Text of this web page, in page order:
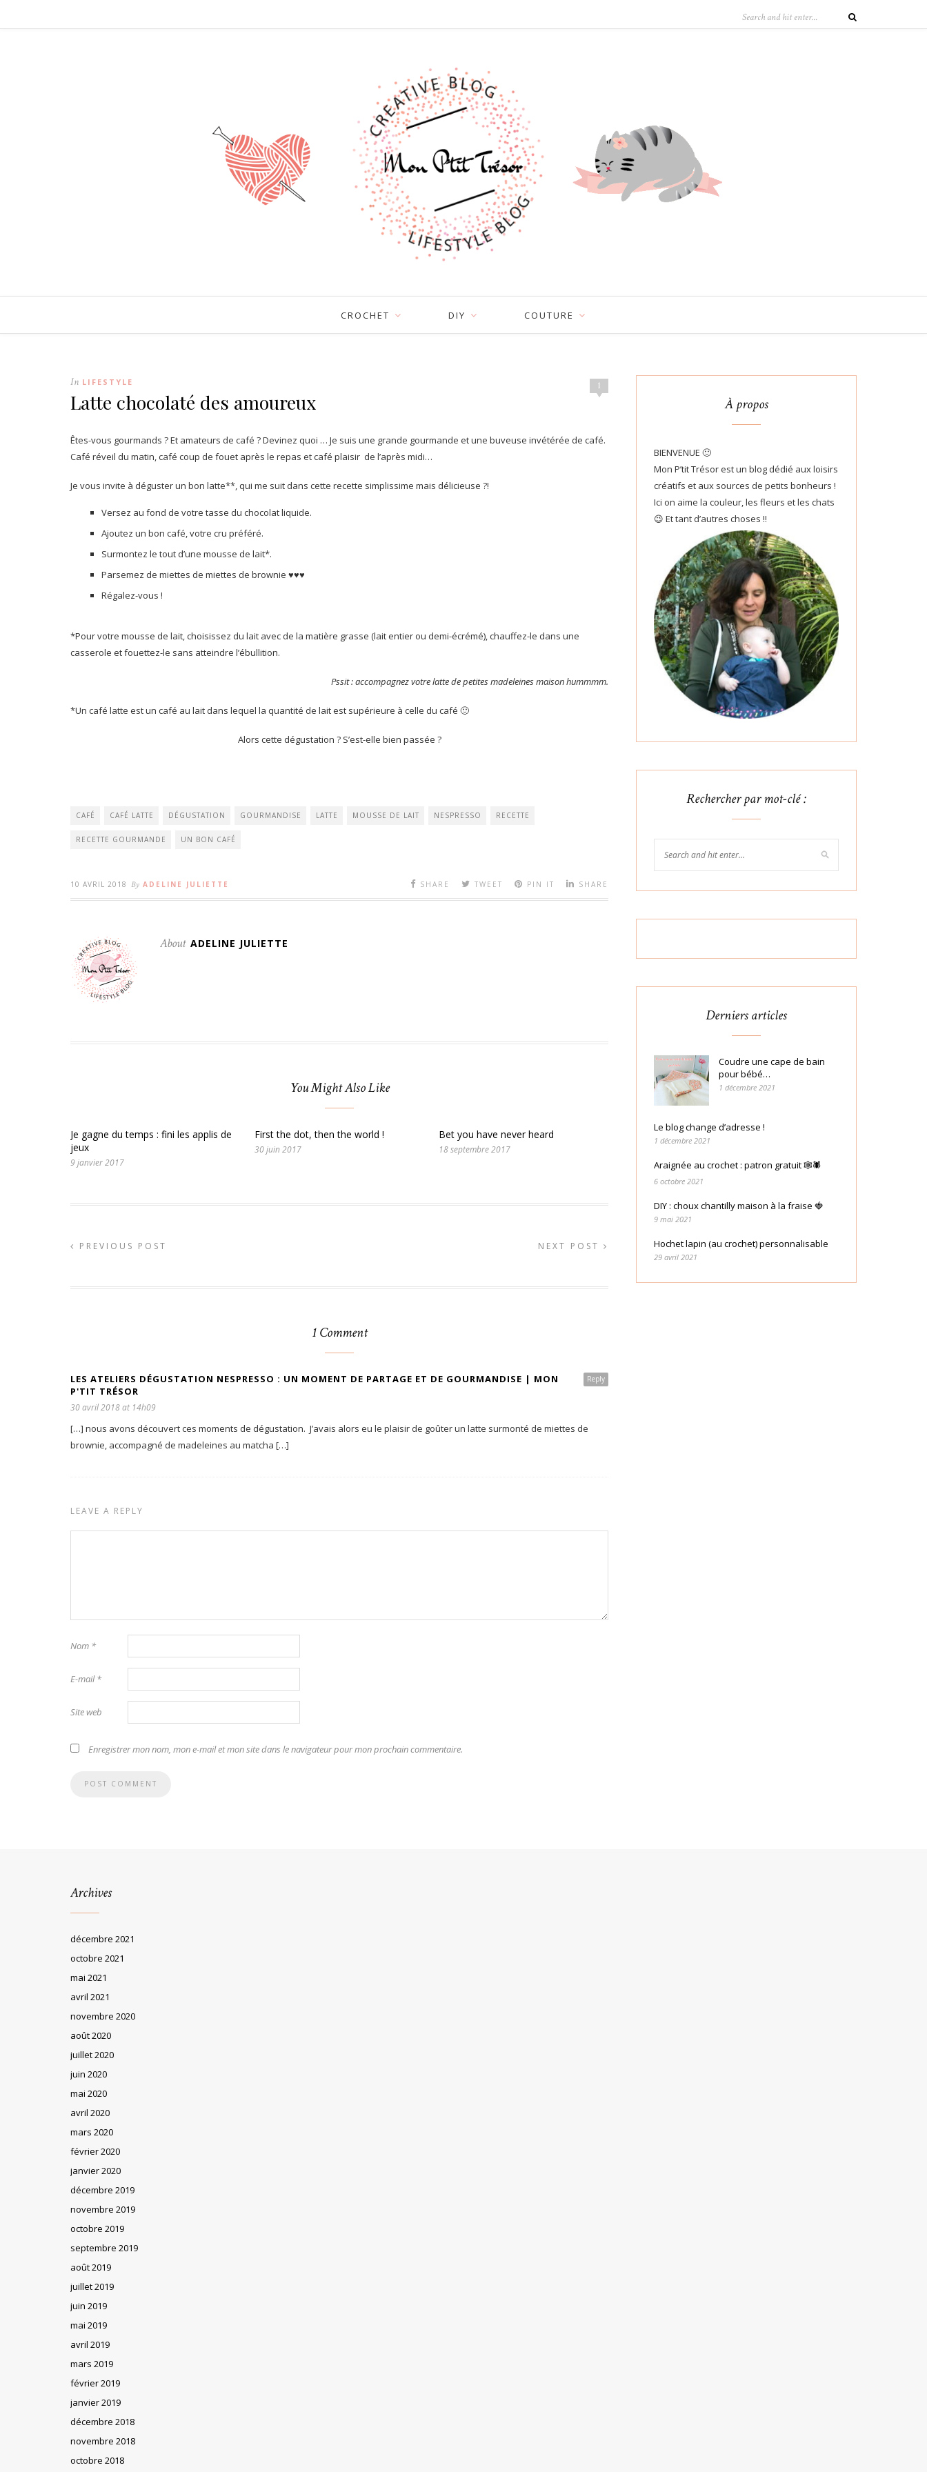
CROCHET DIY COUTURE
1
In LIFESTYLE
Latte chocolaté des amoureux
Êtes-vous gourmands ? Et amateurs de café ? Devinez quoi … Je suis une grande gourmande et une buveuse invétérée de café.
Café réveil du matin, café coup de fouet après le repas et café plaisir de l’après midi…
Je vous invite à déguster un bon latte**, qui me suit dans cette recette simplissime mais délicieuse ?!
Versez au fond de votre tasse du chocolat liquide.
Ajoutez un bon café, votre cru préféré.
Surmontez le tout d’une mousse de lait*.
Parsemez de miettes de miettes de brownie ♥♥♥
Régalez-vous !
*Pour votre mousse de lait, choisissez du lait avec de la matière grasse (lait entier ou demi-écrémé), chauffez-le dans une
casserole et fouettez-le sans atteindre l’ébullition.
Pssit : accompagnez votre latte de petites madeleines maison hummmm.
*Un café latte est un café au lait dans lequel la quantité de lait est supérieure à celle du café 🙂
Alors cette dégustation ? S’est-elle bien passée ?
CAFÉ CAFÉ LATTE DÉGUSTATION GOURMANDISE LATTE MOUSSE DE LAIT NESPRESSO RECETTE
RECETTE GOURMANDE UN BON CAFÉ
10 AVRIL 2018 By ADELINE JULIETTE SHARE TWEET PIN IT SHARE
About ADELINE JULIETTE
You Might Also Like
Je gagne du temps : fini les applis de
jeux
9 janvier 2017
First the dot, then the world !
30 juin 2017
Bet you have never heard
18 septembre 2017
PREVIOUS POST NEXT POST
1 Comment
Reply
LES ATELIERS DÉGUSTATION NESPRESSO : UN MOMENT DE PARTAGE ET DE GOURMANDISE | MON
P'TIT TRÉSOR
30 avril 2018 at 14h09
[…] nous avons découvert ces moments de dégustation. J’avais alors eu le plaisir de goûter un latte surmonté de miettes de
brownie, accompagné de madeleines au matcha […]
LEAVE A REPLY
Nom *
E-mail*
Site web
Enregistrer mon nom, mon e-mail et mon site dans le navigateur pour mon prochain commentaire.
À propos
BIENVENUE 🙂
Mon P’tit Trésor est un blog dédié aux loisirs
créatifs et aux sources de petits bonheurs !
Ici on aime la couleur, les fleurs et les chats
😉 Et tant d’autres choses !!
Rechercher par mot-clé :
Derniers articles
Coudre une cape de bain
pour bébé…
1 décembre 2021
Le blog change d’adresse !
1 décembre 2021
Araignée au crochet : patron gratuit 🕸🕷
6 octobre 2021
DIY : choux chantilly maison à la fraise 🍓
9 mai 2021
Hochet lapin (au crochet) personnalisable
29 avril 2021
Archives
décembre 2021
octobre 2021
mai 2021
avril 2021
novembre 2020
août 2020
juillet 2020
juin 2020
mai 2020
avril 2020
mars 2020
février 2020
janvier 2020
décembre 2019
novembre 2019
octobre 2019
septembre 2019
août 2019
juillet 2019
juin 2019
mai 2019
avril 2019
mars 2019
février 2019
janvier 2019
décembre 2018
novembre 2018
octobre 2018